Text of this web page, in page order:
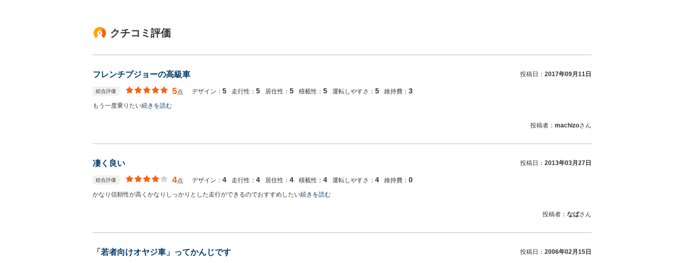
クチコミ評価
フレンチプジョーの高級車 投稿日： 2017年09月11日
総合評価 5点 デザイン： 5 走行性： 5 居住性： 5 積載性： 5 運転しやすさ： 5 維持費： 3
もう一度乗りたい続きを読む
投稿者： machizoさん
凄く良い 投稿日： 2013年03月27日
総合評価 4点 デザイン： 4 走行性： 4 居住性： 4 積載性： 4 運転しやすさ： 4 維持費： 0
かなり信頼性が高くかなりしっかりとした走行ができるのでおすすめしたい続きを読む
投稿者： なばさん
「若者向けオヤジ車」ってかんじです 投稿日： 2006年02月15日